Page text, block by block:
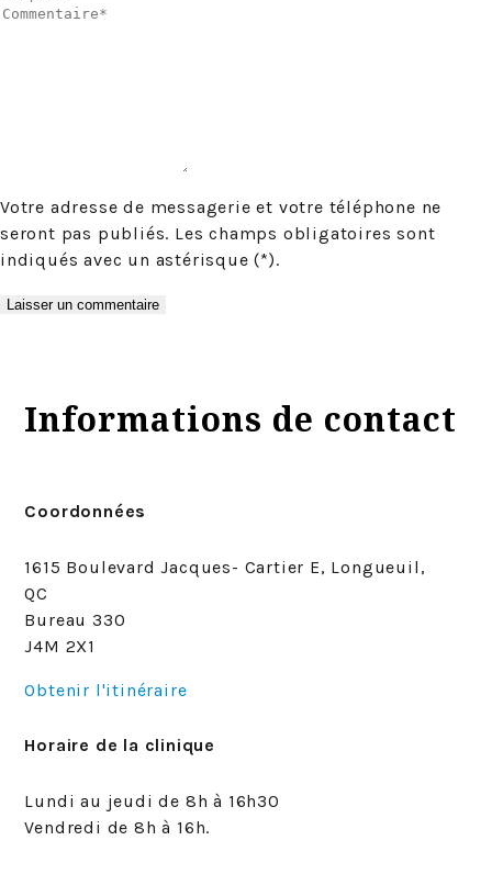
Votre adresse de messagerie et votre téléphone ne
seront pas publiés. Les champs obligatoires sont
indiqués avec un astérisque (*).
Informations de contact
Coordonnées
1615 Boulevard Jacques- Cartier E, Longueuil,
QC
Bureau 330
J4M 2X1
Obtenir l'itinéraire
Horaire de la clinique
Lundi au jeudi de 8h à 16h30
Vendredi de 8h à 16h.